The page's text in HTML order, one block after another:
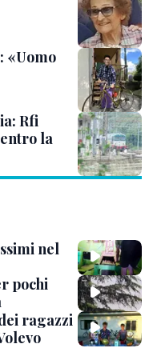
«Uomo
Rfi
la
nel
pochi
ragazzi